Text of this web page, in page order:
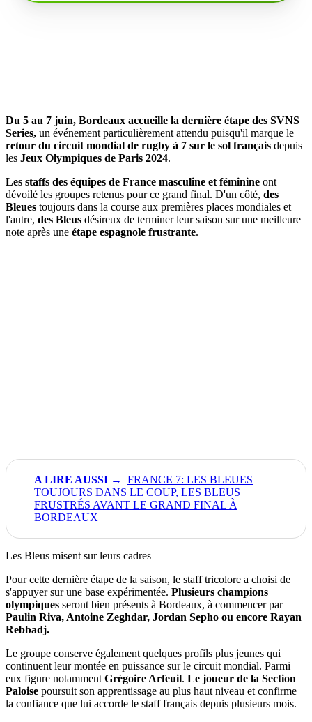
Du 5 au 7 juin, Bordeaux accueille la dernière étape des SVNS
Series, un événement particulièrement attendu puisqu'il marque le
retour du circuit mondial de rugby à 7 sur le sol français depuis
les Jeux Olympiques de Paris 2024.
Les staffs des équipes de France masculine et féminine ont
dévoilé les groupes retenus pour ce grand final. D'un côté, des
Bleues toujours dans la course aux premières places mondiales et
l'autre, des Bleus désireux de terminer leur saison sur une meilleure
note après une étape espagnole frustrante.
FRANCE 7: LES BLEUES
TOUJOURS DANS LE COUP, LES BLEUS
FRUSTRÉS AVANT LE GRAND FINAL À
BORDEAUX
Les Bleus misent sur leurs cadres
Pour cette dernière étape de la saison, le staff tricolore a choisi de
s'appuyer sur une base expérimentée. Plusieurs champions
olympiques seront bien présents à Bordeaux, à commencer par
Paulin Riva, Antoine Zeghdar, Jordan Sepho ou encore Rayan
Rebbadj.
Le groupe conserve également quelques profils plus jeunes qui
continuent leur montée en puissance sur le circuit mondial. Parmi
eux figure notamment Grégoire Arfeuil. Le joueur de la Section
Paloise poursuit son apprentissage au plus haut niveau et confirme
la confiance que lui accorde le staff français depuis plusieurs mois.